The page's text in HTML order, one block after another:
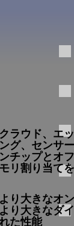
クラウド、エ
ング、センサ
ンチップとオ
モリ割り当て
より大きなオ
より大きなダ
た性能